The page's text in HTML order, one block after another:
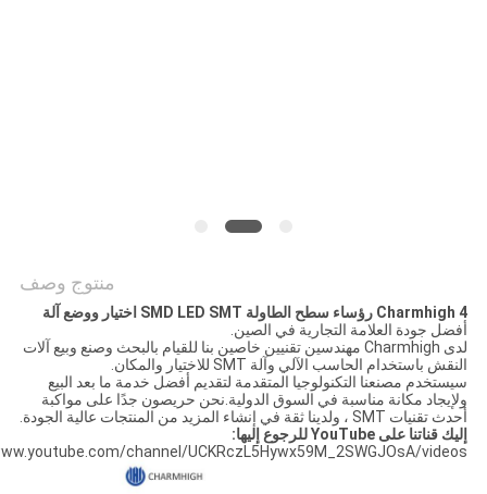
منتوج وصف
Charmhigh 4 رؤساء سطح الطاولة SMD LED SMT اختيار ووضع آلة
أفضل جودة العلامة التجارية في الصين.
لدى Charmhigh مهندسين تقنيين خاصين بنا للقيام بالبحث وصنع وبيع آلات
النقش باستخدام الحاسب الآلي وآلة SMT للاختيار والمكان.
سيستخدم مصنعنا التكنولوجيا المتقدمة لتقديم أفضل خدمة ما بعد البيع
ولإيجاد مكانة مناسبة في السوق الدولية.نحن حريصون جدًا على مواكبة
أحدث تقنيات SMT ، ولدينا ثقة في إنشاء المزيد من المنتجات عالية الجودة.
إليك قناتنا على YouTube للرجوع إليها:
channel/UCKRczL5Hywx59M_2SWGJOsA/videos